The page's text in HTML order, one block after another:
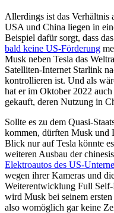
Allerdings ist das Verhältnis
USA und China liegen in
Beispiel dafür sorgt, dass das
bald keine US-Förderung
Musk neben Tesla das
Satelliten-Internet Starlink
kontrollieren ist. Und als
hat er im Oktober 2022
gekauft, deren Nutzung in
Sollte es zu dem Quasi-
kommen, dürften Musk und
Blick nur auf Tesla könnte
weiteren Ausbau der
Elektroautos des US-
wegen ihrer Kameras und
Weiterentwicklung Full
wird Musk bei seinem
also womöglich gar keine